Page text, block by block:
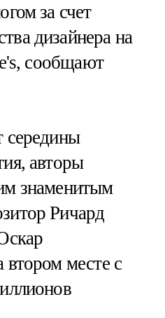
за счет
дизайнера на
сообщают
середины
авторы
знаменитым
Ричард
месте с